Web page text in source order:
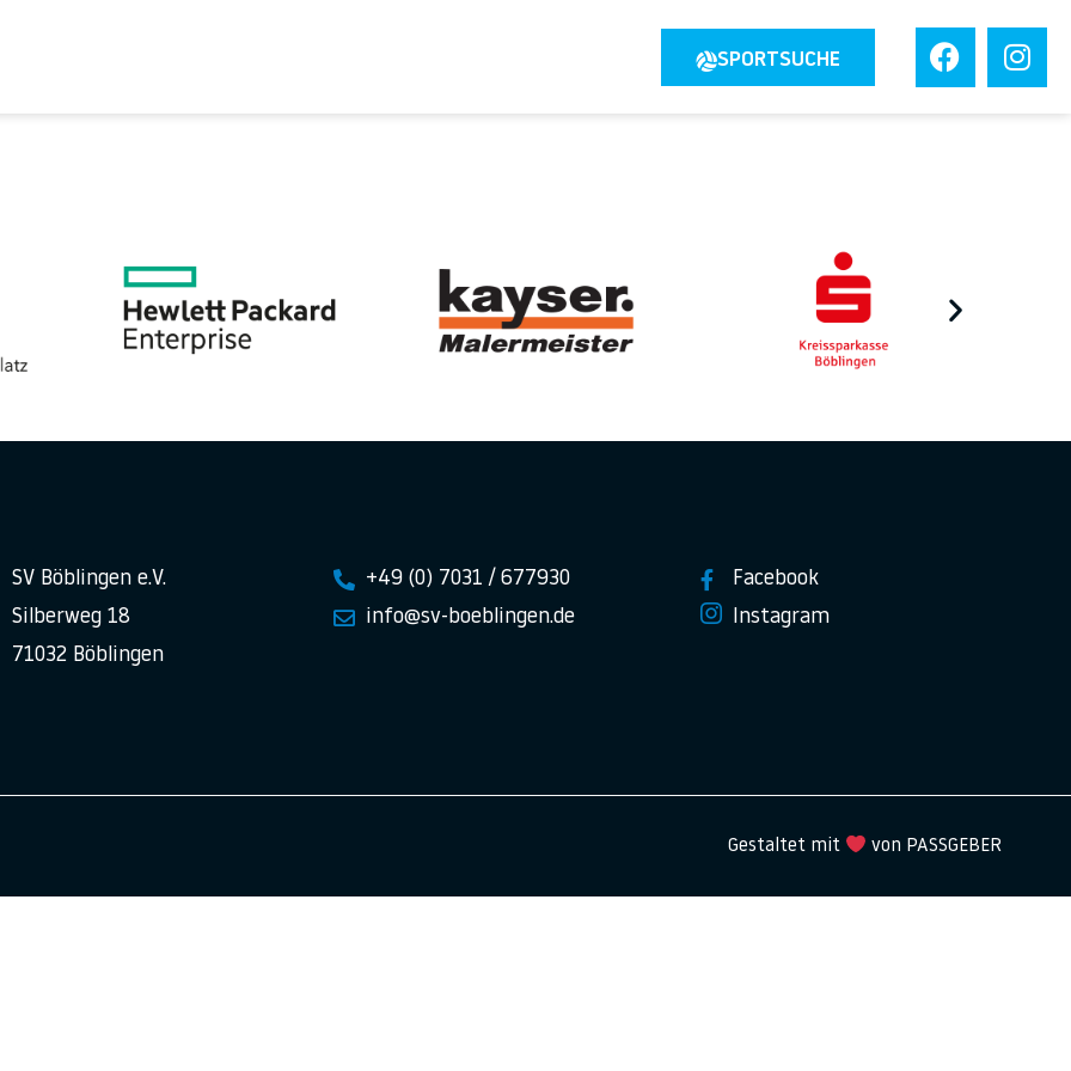
SPORTSUCHE
SV Böblingen e.V.
Silberweg 18
71032 Böblingen
+49 (0) 7031 / 677930
info@sv-boeblingen.de
Facebook
Instagram
Gestaltet mit von PASSGEBER